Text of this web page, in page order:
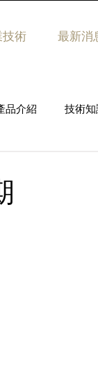
術 最新消
品介紹 技術知